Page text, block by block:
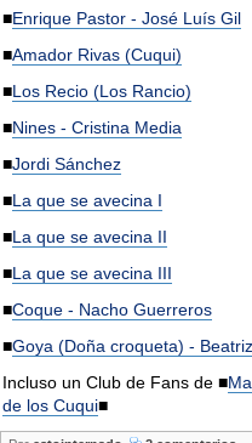
■Enrique Pastor - José Luís Gil
■Amador Rivas (Cuqui)
■Los Recio (Los Rancio)
■Nines - Cristina Media
■Jordi Sánchez
■La que se avecina I
■La que se avecina II
■La que se avecina III
■Coque - Nacho Guerreros
■Goya (Doña croqueta) -
Incluso un Club de Fans de ■
de los Cuqui■